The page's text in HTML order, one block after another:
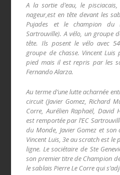
A la sortie d’eau, le
nageur,est en tête devant les
Pujades et le champion du
Sartrouville). A vélo, un groupe
tête. Ils posent le vélo avec
groupe de chasse. Vincent
pied mais il est repris par les
Fernando Alarza.
Au terme d’une lutte acharnée
circuit (Javier Gomez, Richard
Corre, Aurélien Raphaël, David
est remportée par l’EC
du Monde, Javier Gomez et son
Vincent Luis, 3e au scratch est
ligne. Le sociétaire de Ste
son premier titre de Champion
le sablais Pierre Le Corre qui